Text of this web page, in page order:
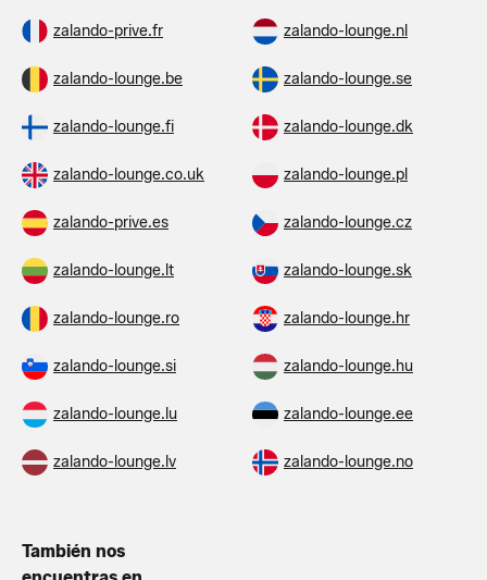
zalando-prive.fr zalando-lounge.nl
zalando-lounge.be zalando-lounge.se
zalando-lounge.fi zalando-lounge.dk
zalando-lounge.co.uk zalando-lounge.pl
zalando-prive.es zalando-lounge.cz
zalando-lounge.lt zalando-lounge.sk
zalando-lounge.ro zalando-lounge.hr
zalando-lounge.si zalando-lounge.hu
zalando-lounge.lu zalando-lounge.ee
zalando-lounge.lv zalando-lounge.no
También nos